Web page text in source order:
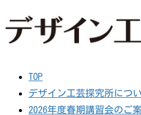
TOP
デザイン工芸探究所につ
2026年度春期講習会のご